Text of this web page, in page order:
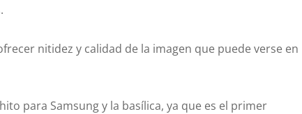
nitidez y calidad de la imagen que puede verse en
para Samsung y la basílica, ya que es el primer